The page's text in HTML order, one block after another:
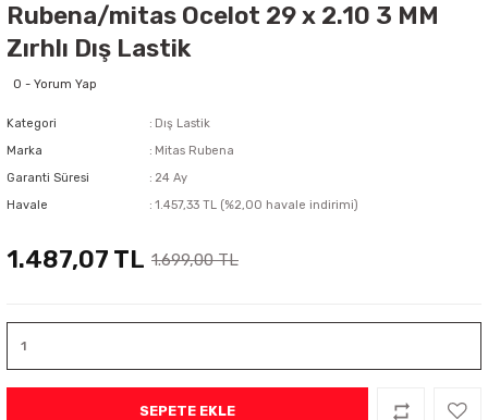
Rubena/mitas Ocelot 29 x 2.10 3 MM
Zırhlı Dış Lastik
0 - Yorum Yap
Kategori
Dış Lastik
Marka
Mitas Rubena
Garanti Süresi
24 Ay
Havale
1.457,33 TL (%2,00 havale indirimi)
1.487,07 TL 1.699,00 TL
SEPETE EKLE